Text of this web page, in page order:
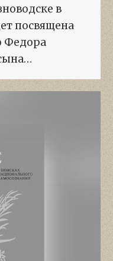
в
посвящена
Федора